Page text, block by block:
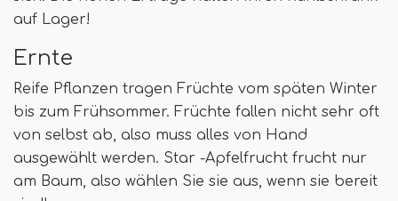
auf Lager!
Ernte
Reife Pflanzen tragen Früchte vom späten Winter
bis zum Frühsommer. Früchte fallen nicht sehr oft
von selbst ab, also muss alles von Hand
ausgewählt werden. Star -Apfelfrucht frucht nur
am Baum, also wählen Sie sie aus, wenn sie bereit